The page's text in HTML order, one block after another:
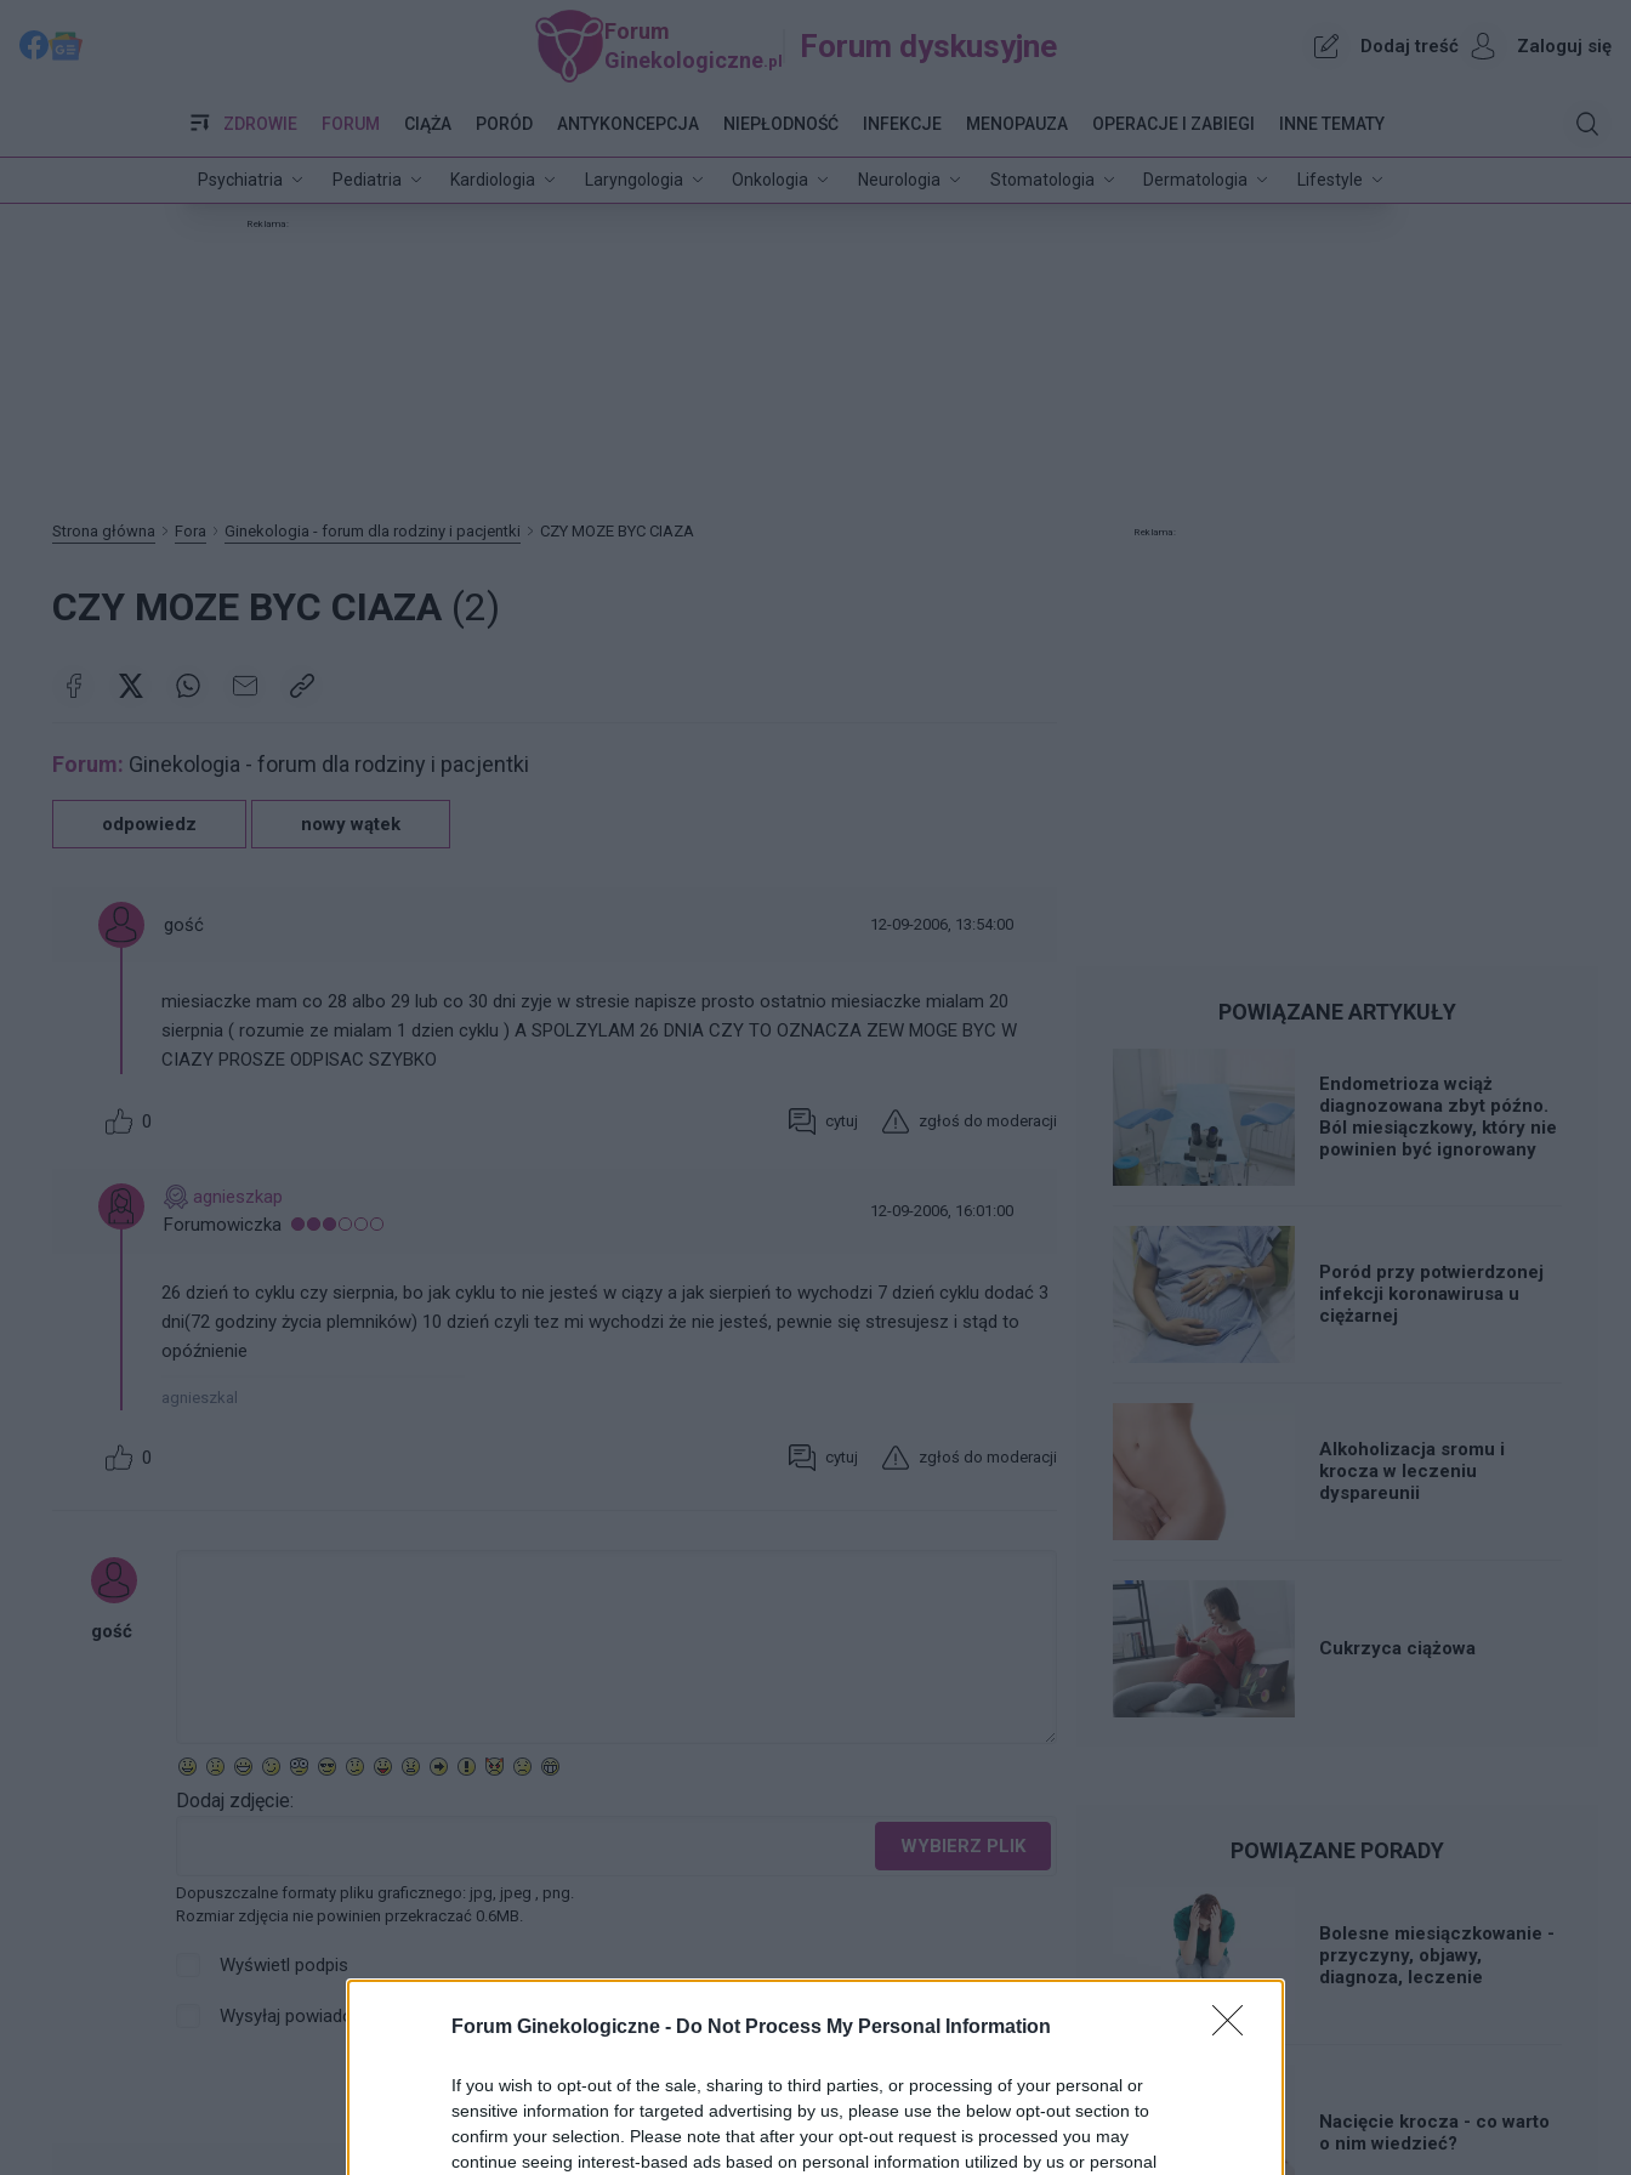
Forum Ginekologiczne - Do Not Process My Personal Information
If you wish to opt-out of the sale, sharing to third parties, or processing of your personal or
sensitive information for targeted advertising by us, please use the below opt-out section to
confirm your selection. Please note that after your opt-out request is processed you may
continue seeing interest-based ads based on personal information utilized by us or personal
Forum
Ginekologiczne .pl Forum dyskusyjne Dodaj treść Zaloguj się
ZDROWIE
Psychiatria Pediatria Kardiologia Laryngologia Onkologia Neurologia Stomatologia Dermatologia Lifestyle
FORUM CIĄŻA PORÓD ANTYKONCEPCJA NIEPŁODNOŚĆ INFEKCJE MENOPAUZA OPERACJE I ZABIEGI INNE TEMATY
Reklama:
Strona główna Fora Ginekologia - forum dla rodziny i pacjentki CZY MOZE BYC CIAZA
CZY MOZE BYC CIAZA (2)
Forum: Ginekologia - forum dla rodziny i pacjentki
odpowiedz nowy wątek
gość 12-09-2006, 13:54:00
miesiaczke mam co 28 albo 29 lub co 30 dni zyje w stresie napisze prosto ostatnio miesiaczke mialam 20
sierpnia ( rozumie ze mialam 1 dzien cyklu ) A SPOLZYLAM 26 DNIA CZY TO OZNACZA ZEW MOGE BYC W
CIAZY PROSZE ODPISAC SZYBKO
0 cytuj zgłoś do moderacji
agnieszkap
Forumowiczka
12-09-2006, 16:01:00
26 dzień to cyklu czy sierpnia, bo jak cyklu to nie jesteś w ciązy a jak sierpień to wychodzi 7 dzień cyklu dodać 3
dni(72 godziny życia plemników) 10 dzień czyli tez mi wychodzi że nie jesteś, pewnie się stresujesz i stąd to
opóźnienie
agnieszkal
0 cytuj zgłoś do moderacji
gość
Dodaj zdjęcie:
WYBIERZ PLIK
Dopuszczalne formaty pliku graficznego: jpg, jpeg , png.
Rozmiar zdjęcia nie powinien przekraczać 0.6MB.
Wyświetl podpis
Wysyłaj powiadomienia o odpowiedzi
WYŚLIJ
Reklama:
POWIĄZANE ARTYKUŁY
Endometrioza wciąż
diagnozowana zbyt późno.
Ból miesiączkowy, który nie
powinien być ignorowany
Poród przy potwierdzonej
infekcji koronawirusa u
ciężarnej
Alkoholizacja sromu i
krocza w leczeniu
dyspareunii
Cukrzyca ciążowa
POWIĄZANE PORADY
Bolesne miesiączkowanie -
przyczyny, objawy,
diagnoza, leczenie
Nacięcie krocza - co warto
o nim wiedzieć?